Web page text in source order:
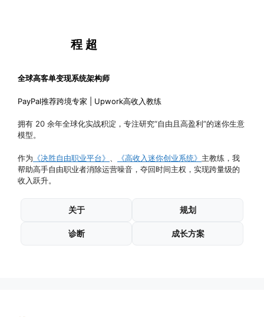
程 超
全球高客单变现系统架构师
PayPal推荐跨境专家 | Upwork高收入教练
拥有 20 余年全球化实战积淀，专注研究“自由且高盈利”的迷你生意
模型。
作为 《决胜自由职业平台》 《高收入迷你创业系统》 主教练，我
帮助高手自由职业者消除运营噪音，夺回时间主权，实现跨量级的
收入跃升。
关于 规划
诊断 成长方案